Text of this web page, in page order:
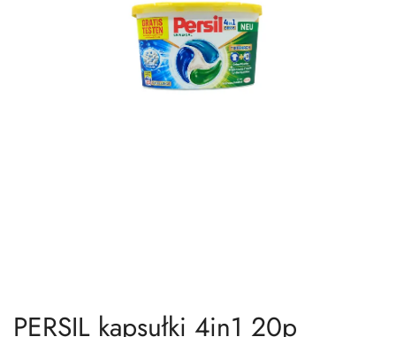
PERSIL kapsułki 4in1 20p